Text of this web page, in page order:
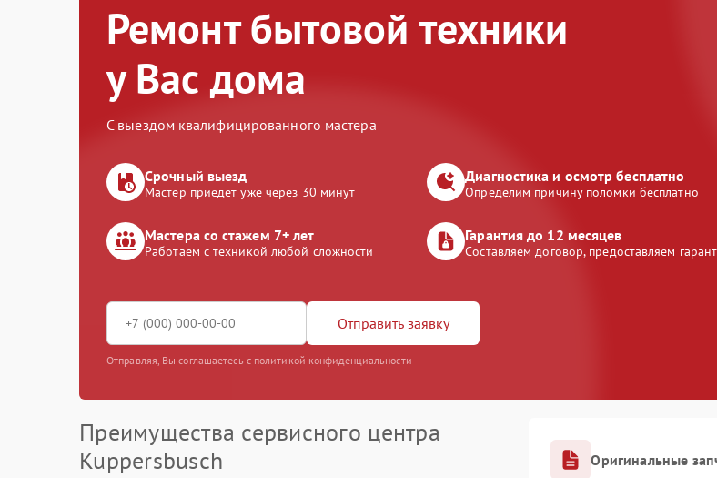
Ремонт бытовой техники
у Вас дома
С выездом квалифицированного мастера
Срочный выезд
Мастер приедет уже через 30 минут
Диагностика и осмотр бесплатно
Определим причину поломки бесплатно
Мастера со стажем 7+ лет
Работаем с техникой любой сложности
Гарантия до 12 месяцев
Составляем договор, предоставляем
Отправить заявку
Отправляя, Вы соглашаетесь с политикой конфиденциальности
Преимущества сервисного центра
Kuppersbusch
Оригинальные